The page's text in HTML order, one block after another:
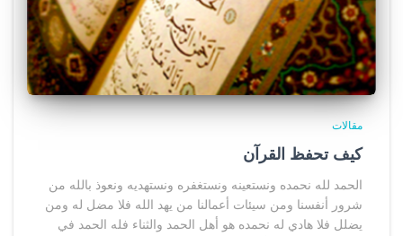
مقالات
كيف تحفظ القرآن
الحمد لله نحمده ونستعينه ونستغفره ونستهديه ونعوذ بالله من
شرور أنفسنا ومن سيئات أعمالنا من يهد الله فلا مضل له ومن
يضلل فلا هادي له نحمده هو أهل الحمد والثناء فله الحمد في